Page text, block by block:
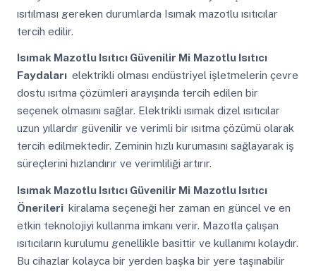
ısıtılması gereken durumlarda Isımak mazotlu ısıtıcılar
tercih edilir.
Isımak Mazotlu Isıtıcı Güvenilir Mi Mazotlu Isıtıcı
Faydaları elektrikli olması endüstriyel işletmelerin çevre
dostu ısıtma çözümleri arayışında tercih edilen bir
seçenek olmasını sağlar. Elektrikli ısımak dizel ısıtıcılar
uzun yıllardır güvenilir ve verimli bir ısıtma çözümü olarak
tercih edilmektedir. Zeminin hızlı kurumasını sağlayarak iş
süreçlerini hızlandırır ve verimliliği artırır.
Isımak Mazotlu Isıtıcı Güvenilir Mi Mazotlu Isıtıcı
Önerileri kiralama seçeneği her zaman en güncel ve en
etkin teknolojiyi kullanma imkanı verir. Mazotla çalışan
ısıtıcıların kurulumu genellikle basittir ve kullanımı kolaydır.
Bu cihazlar kolayca bir yerden başka bir yere taşınabilir